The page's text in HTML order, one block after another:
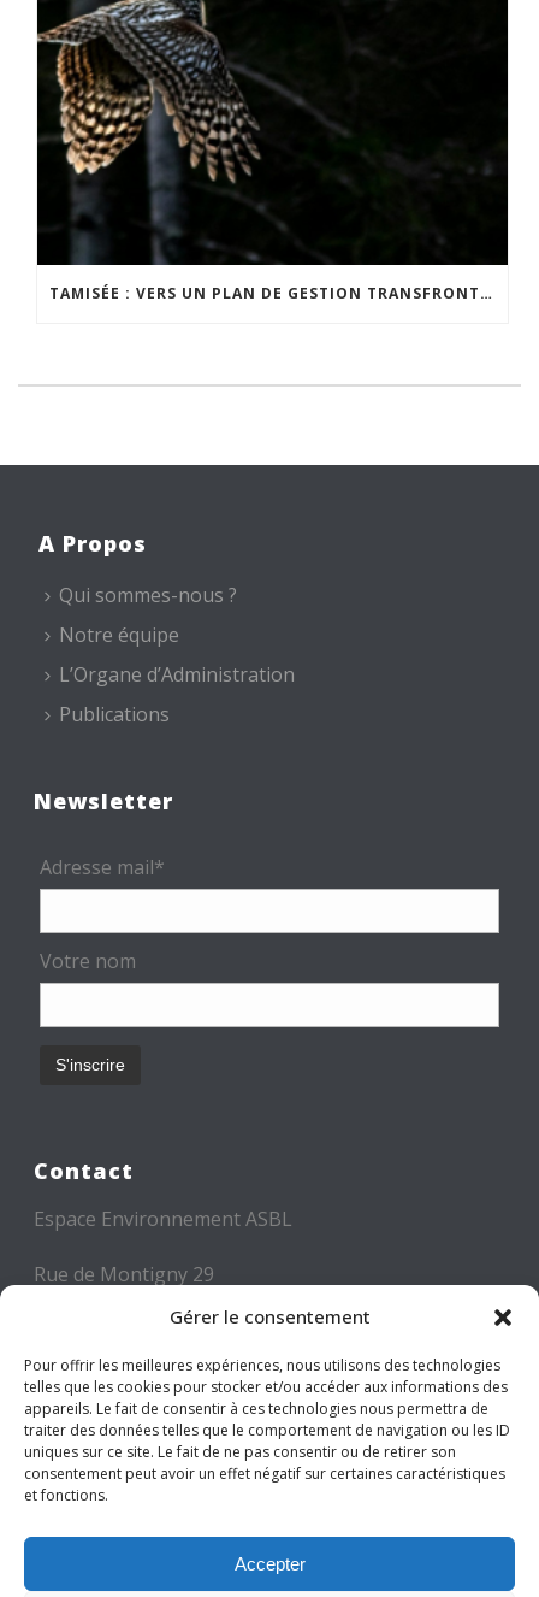
Gérer le consentement
Pour offrir les meilleures expériences, nous utilisons des technologies
telles que les cookies pour stocker et/ou accéder aux informations des
appareils. Le fait de consentir à ces technologies nous permettra de
traiter des données telles que le comportement de navigation ou les ID
uniques sur ce site. Le fait de ne pas consentir ou de retirer son
consentement peut avoir un effet négatif sur certaines caractéristiques
et fonctions.
Accepter
TAMISÉE : VERS UN PLAN DE GESTION TRANSFRONTALIER DE LA NUIT
A Propos
Qui sommes-nous ?
Notre équipe
L’Organe d’Administration
Publications
Newsletter
Adresse mail*
Votre nom
Contact
Espace Environnement ASBL
Rue de Montigny 29
6000 CHARLEROI
Tél: +32 71 300 300
Mail: info@espace-environnement.be
TVA BE 0416.116.340